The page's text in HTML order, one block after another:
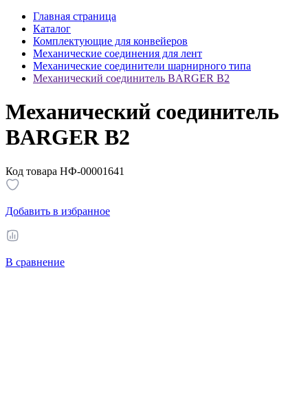
Главная страница
Каталог
Комплектующие для конвейеров
Механические соединения для лент
Механические соединители шарнирного типа
Механический соединитель BARGER B2
Механический соединитель
BARGER B2
Код товара НФ-00001641
Добавить в избранное
В сравнение